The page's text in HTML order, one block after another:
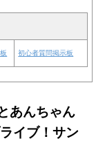
初心者質問掲示板
あんちゃん
イブ！サン